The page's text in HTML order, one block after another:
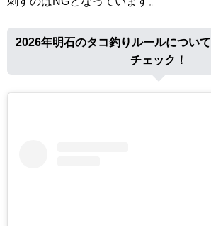
2026年明石のタコ釣りルールについ
チェック！